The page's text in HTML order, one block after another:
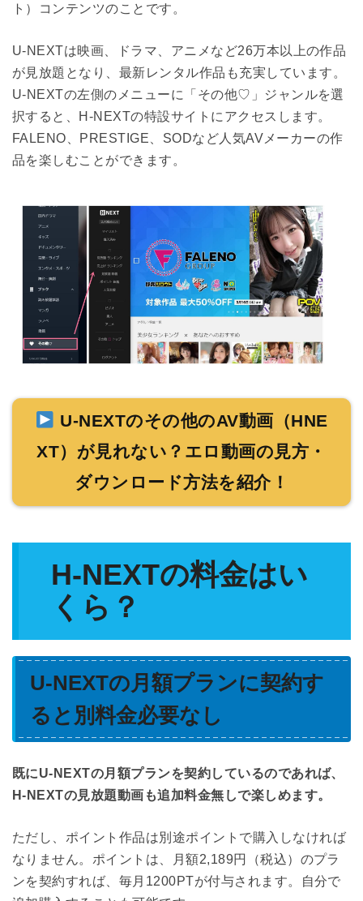
ト）コンテンツのことです。
U-NEXTは映画、ドラマ、アニメなど26万本以上の作品
が見放題となり、最新レンタル作品も充実しています。
U-NEXTの左側のメニューに「その他♡」ジャンルを選
択すると、H-NEXTの特設サイトにアクセスします。
FALENO、PRESTIGE、SODなど人気AVメーカーの作
品を楽しむことができます。
U-NEXTのその他のAV動画（HNE
XT）が見れない？エロ動画の見方・
ダウンロード方法を紹介！
H-NEXTの料金はい
くら？
U-NEXTの月額プランに契約す
ると別料金必要なし
既にU-NEXTの月額プランを契約しているのであれば、
H-NEXTの見放題動画も追加料金無しで楽しめます。
ただし、ポイント作品は別途ポイントで購入しなければ
なりません。ポイントは、月額2,189円（税込）のプラ
ンを契約すれば、毎月1200PTが付与されます。自分で